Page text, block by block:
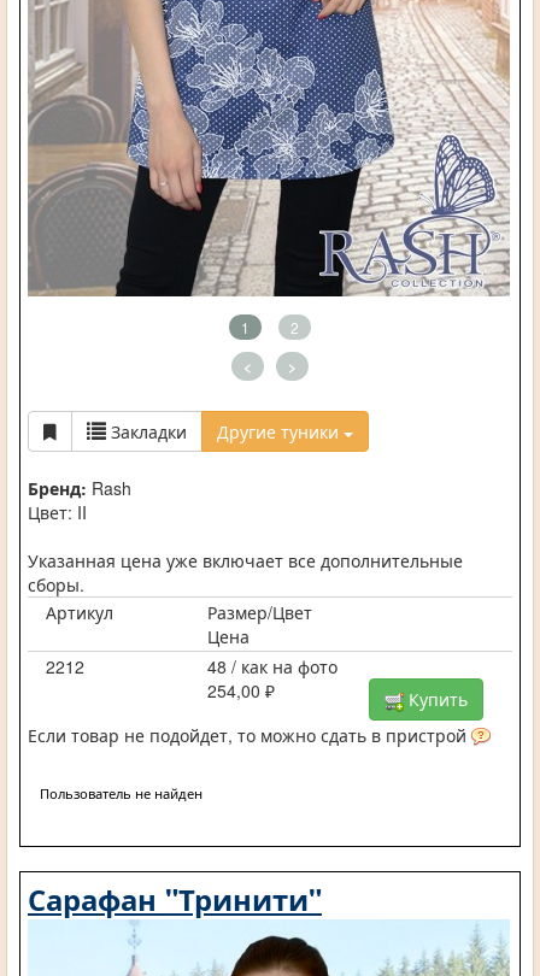
1 2
< >
Закладки Другие туники
Бренд: Rash
Цвет: II
Указанная цена уже включает все дополнительные
сборы.
Артикул
Размер/Цвет
Цена
2212
48 / как на фото
254,00 ₽
Купить
Если товар не подойдет, то можно сдать в пристрой
Пользователь не найден
Сарафан "Тринити"